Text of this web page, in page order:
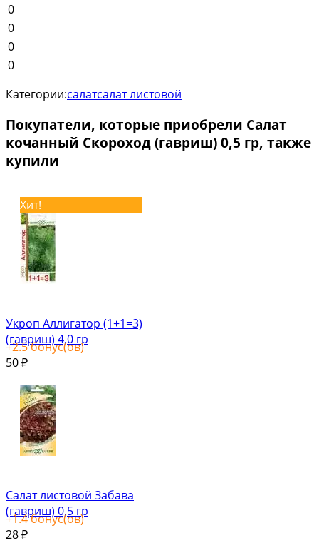
0
0
0
0
Категории:салатсалат листовой
Покупатели, которые приобрели Салат
кочанный Скороход (гавриш) 0,5 гр, также
купили
Хит!
Укроп Аллигатор (1+1=3)
(гавриш) 4,0 гр
+2.5бонус(ов)
50 ₽
Салат листовой Забава
(гавриш) 0,5 гр
+1.4бонус(ов)
28 ₽